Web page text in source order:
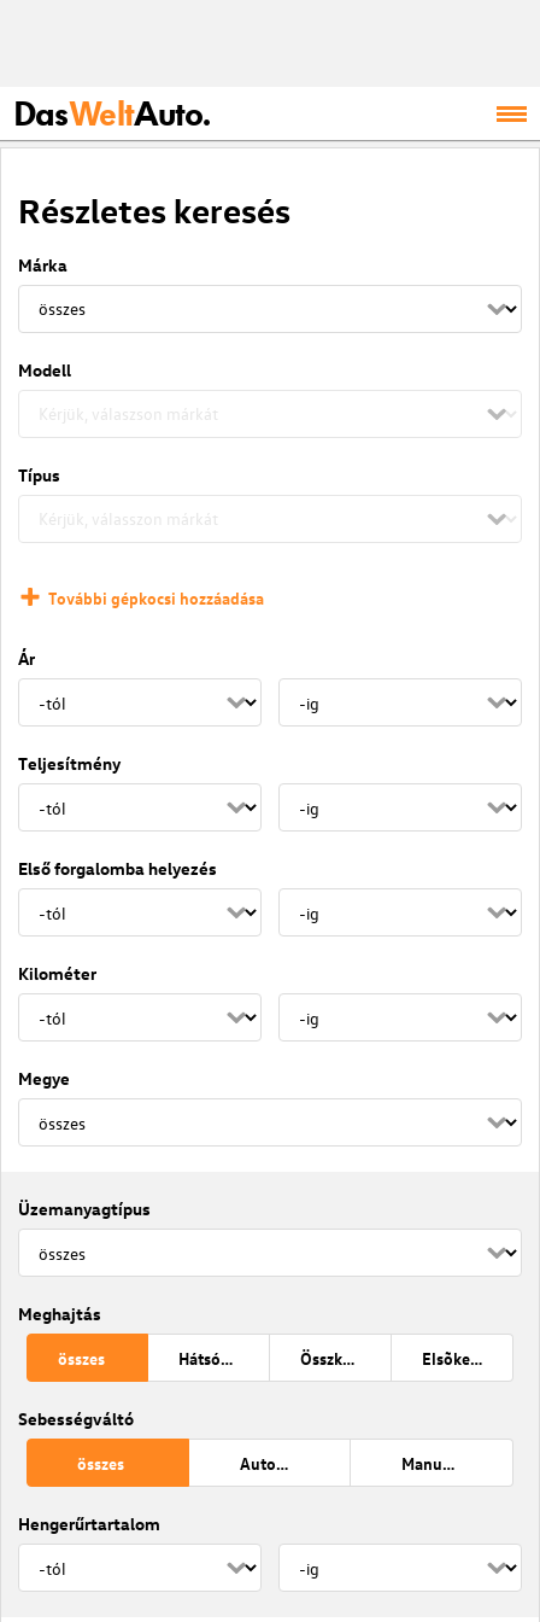
DasWeltAuto.
Részletes keresés
Márka
Modell
Típus
További gépkocsi hozzáadása
Ár
Teljesítmény
Első forgalomba helyezés
Kilométer
Megye
Üzemanyagtípus
Meghajtás
összes Hátsókerék Összkerék Elsõkerék
Sebességváltó
összes Automata Manuális váltó
Hengerűrtartalom